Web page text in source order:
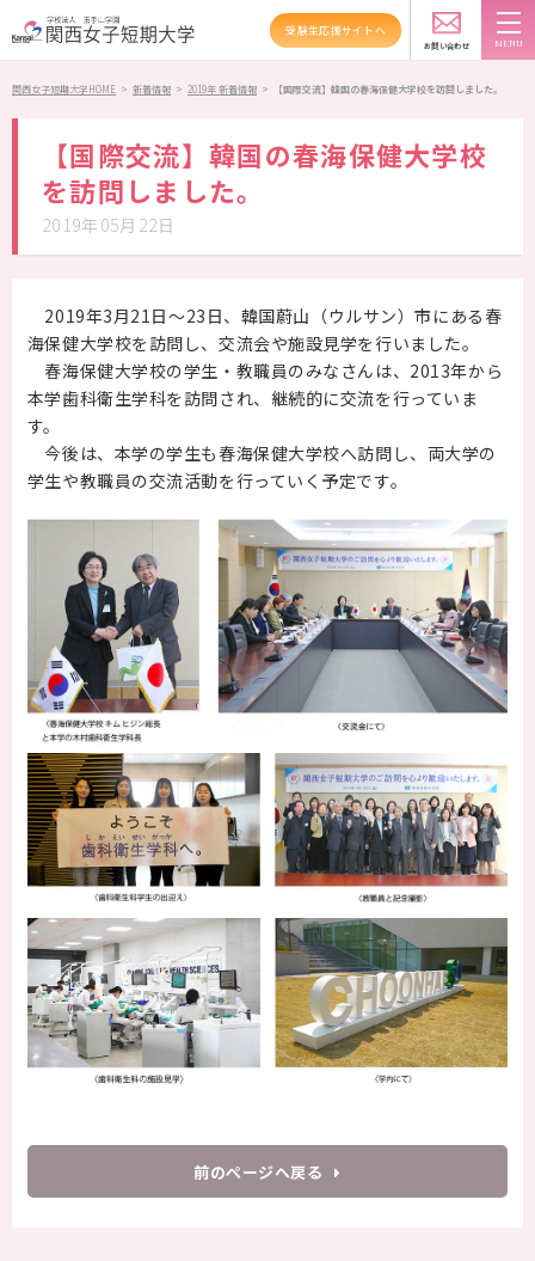
受験生応援サイトへ
お問い合わせ
スクールバス アクセス 資料請求
学科紹介
キャンパスライフ
高大連携・地域連携
入試情報
受験生の方へ
保護者の方へ
卒業生の方へ
企業の方へ
地域・一般の方へ
新着情報
TOPICS
関西女子短期大学HOME > 新着情報 > 2019年 新着情報 > 【国際交流】韓国の春海保健大学校を訪問しました。
【国際交流】韓国の春海保健大学校
を訪問しました。
2019年05月22日
2019年3月21日～23日、韓国蔚山（ウルサン）市にある春
海保健大学校を訪問し、交流会や施設見学を行いました。
春海保健大学校の学生・教職員のみなさんは、2013年から
本学歯科衛生学科を訪問され、継続的に交流を行っていま
す。
今後は、本学の学生も春海保健大学校へ訪問し、両大学の
学生や教職員の交流活動を行っていく予定です。
前のページへ戻る